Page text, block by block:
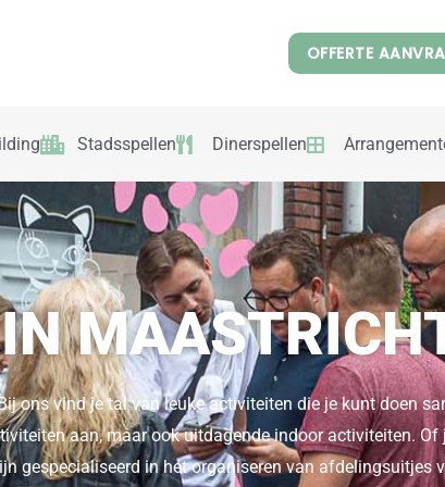
OFFERTE
Stadsspellen Dinerspellen
ons vind je tal van leuke activiteiten die je kunt doen
aan, maar ook uitdagende indoor activiteiten. Of
gespecialiseerd in het organiseren van afdelingsuitjes